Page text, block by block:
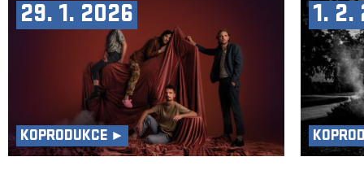
29. 1. 2026
KOPRODUKCE ►
1. 2.